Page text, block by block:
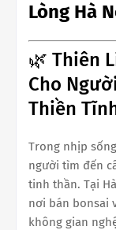
Lòng Hà
🌿 Thiên
Cho
Thiền
Trong nhịp
người tìm đến
tinh thần. Tại
nơi bán bonsai
không gian